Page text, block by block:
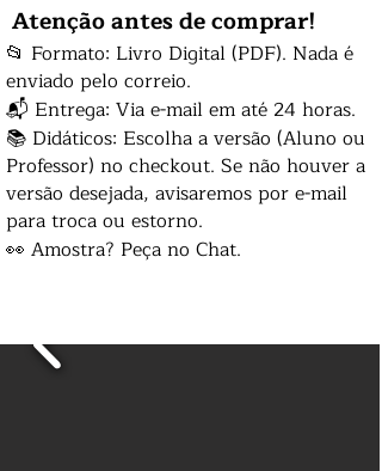
Atenção antes de comprar!
📂 Formato: Livro Digital (PDF). Nada é
enviado pelo correio.
📬 Entrega: Via e-mail em até 24 horas.
📚 Didáticos: Escolha a versão (Aluno ou
Professor) no checkout. Se não houver a
versão desejada, avisaremos por e-mail
para troca ou estorno.
👀 Amostra? Peça no Chat.